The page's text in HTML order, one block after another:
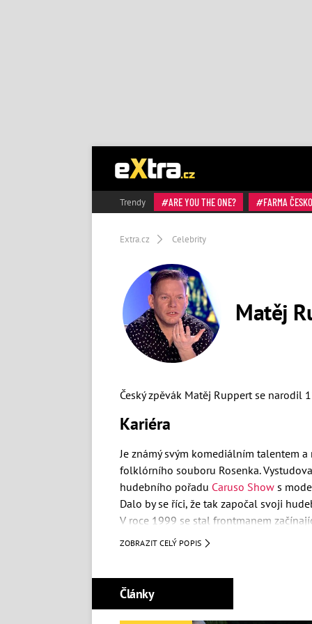
Trendy ARE YOU THE ONE? FARMA ČESKO
Extra.cz Celebrity
Matěj
Český zpěvák Matěj Ruppert se narodil
Kariéra
Je známý svým komediálním talentem
folklórního souboru Rosenka.
hudebního pořadu Caruso Show s
Dalo by se říci, že tak započal svoji
V roce 1999 se stal frontmanem
jejich nejznámější desky patří Why Be In
Společně s Romanem Holým, členem
ZOBRAZIT CELÝ POPIS
Články